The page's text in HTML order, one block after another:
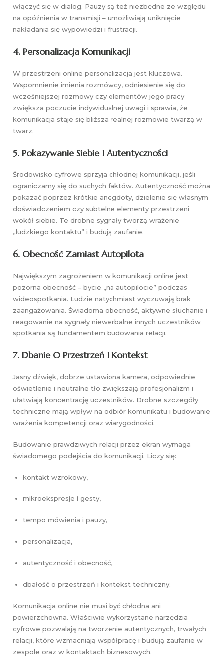
włączyć się w dialog. Pauzy są też niezbędne ze względu
na opóźnienia w transmisji – umożliwiają uniknięcie
nakładania się wypowiedzi i frustracji.
4. Personalizacja Komunikacji
W przestrzeni online personalizacja jest kluczowa.
Wspomnienie imienia rozmówcy, odniesienie się do
wcześniejszej rozmowy czy elementów jego pracy
zwiększa poczucie indywidualnej uwagi i sprawia, że
komunikacja staje się bliższa realnej rozmowie twarzą w
twarz.
5. Pokazywanie Siebie I Autentyczności
Środowisko cyfrowe sprzyja chłodnej komunikacji, jeśli
ograniczamy się do suchych faktów. Autentyczność można
pokazać poprzez krótkie anegdoty, dzielenie się własnym
doświadczeniem czy subtelne elementy przestrzeni
wokół siebie. Te drobne sygnały tworzą wrażenie
„ludzkiego kontaktu” i budują zaufanie.
6. Obecność Zamiast Autopilota
Największym zagrożeniem w komunikacji online jest
pozorna obecność – bycie „na autopilocie” podczas
wideospotkania. Ludzie natychmiast wyczuwają brak
zaangażowania. Świadoma obecność, aktywne słuchanie i
reagowanie na sygnały niewerbalne innych uczestników
spotkania są fundamentem budowania relacji.
7. Dbanie O Przestrzeń I Kontekst
Jasny dźwięk, dobrze ustawiona kamera, odpowiednie
oświetlenie i neutralne tło zwiększają profesjonalizm i
ułatwiają koncentrację uczestników. Drobne szczegóły
techniczne mają wpływ na odbiór komunikatu i budowanie
wrażenia kompetencji oraz wiarygodności.
Budowanie prawdziwych relacji przez ekran wymaga
świadomego podejścia do komunikacji. Liczy się:
kontakt wzrokowy,
mikroekspresje i gesty,
tempo mówienia i pauzy,
personalizacja,
autentyczność i obecność,
dbałość o przestrzeń i kontekst techniczny.
Komunikacja online nie musi być chłodna ani
powierzchowna. Właściwie wykorzystane narzędzia
cyfrowe pozwalają na tworzenie autentycznych, trwałych
relacji, które wzmacniają współpracę i budują zaufanie w
zespole oraz w kontaktach biznesowych.